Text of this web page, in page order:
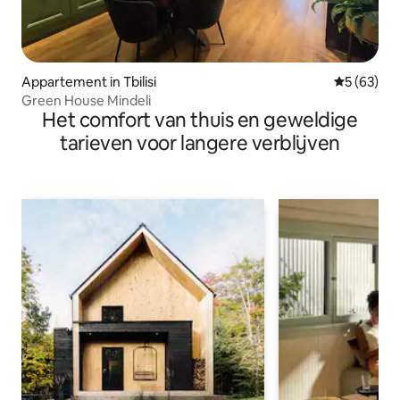
Appartement in Tbilisi
5 (63)
Green House Mindeli
Het comfort van thuis en geweldige
tarieven voor langere verblijven